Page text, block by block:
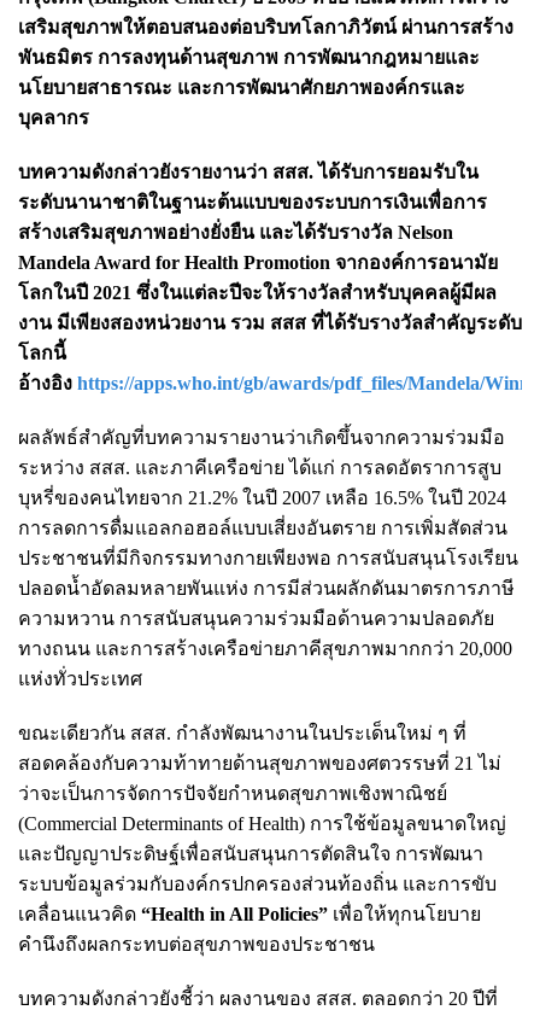
เสริมสุขภาพให้ตอบสนองต่อบริบทโลกาภิวัตน์ ผ่านการสร้าง
พันธมิตร การลงทุนด้านสุขภาพ การพัฒนากฎหมายและ
นโยบายสาธารณะ และการพัฒนาศักยภาพองค์กรและ
บุคลากร
บทความดังกล่าวยังรายงานว่า สสส. ได้รับการยอมรับใน
ระดับนานาชาติในฐานะต้นแบบของระบบการเงินเพื่อการ
สร้างเสริมสุขภาพอย่างยั่งยืน และได้รับรางวัล Nelson
Mandela Award for Health Promotion จากองค์การอนามัย
โลกในปี 2021 ซึ่งในแต่ละปีจะให้รางวัลสำหรับบุคคลผู้มีผล
งาน มีเพียงสองหน่วยงาน รวม สสส ที่ได้รับรางวัลสำคัญระดับ
โลกนี้
อ้างอิง https://apps.who.int/gb/awards/pdf_files/Mandela/
ผลลัพธ์สำคัญที่บทความรายงานว่าเกิดขึ้นจากความร่วมมือ
ระหว่าง สสส. และภาคีเครือข่าย ได้แก่ การลดอัตราการสูบ
บุหรี่ของคนไทยจาก 21.2% ในปี 2007 เหลือ 16.5% ในปี 2024
การลดการดื่มแอลกอฮอล์แบบเสี่ยงอันตราย การเพิ่มสัดส่วน
ประชาชนที่มีกิจกรรมทางกายเพียงพอ การสนับสนุนโรงเรียน
ปลอดน้ำอัดลมหลายพันแห่ง การมีส่วนผลักดันมาตรการภาษี
ความหวาน การสนับสนุนความร่วมมือด้านความปลอดภัย
ทางถนน และการสร้างเครือข่ายภาคีสุขภาพมากกว่า 20,000
แห่งทั่วประเทศ
ขณะเดียวกัน สสส. กำลังพัฒนางานในประเด็นใหม่ ๆ ที่
สอดคล้องกับความท้าทายด้านสุขภาพของศตวรรษที่ 21 ไม่
ว่าจะเป็นการจัดการปัจจัยกำหนดสุขภาพเชิงพาณิชย์
(Commercial Determinants of Health) การใช้ข้อมูลขนาดใหญ่
และปัญญาประดิษฐ์เพื่อสนับสนุนการตัดสินใจ การพัฒนา
ระบบข้อมูลร่วมกับองค์กรปกครองส่วนท้องถิ่น และการขับ
เคลื่อนแนวคิด “Health in All Policies” เพื่อให้ทุกนโยบาย
คำนึงถึงผลกระทบต่อสุขภาพของประชาชน
บทความดังกล่าวยังชี้ว่า ผลงานของ สสส. ตลอดกว่า 20 ปีที่